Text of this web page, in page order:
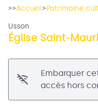
>>Accueil>Patrimoine
Usson
Église Saint-
Embarquer
accès hors